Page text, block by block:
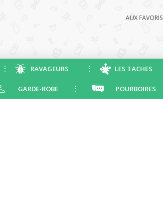
AUX FAVORIS
RAVAGEURS LES TACHES
GARDE-ROBE POURBOIRES